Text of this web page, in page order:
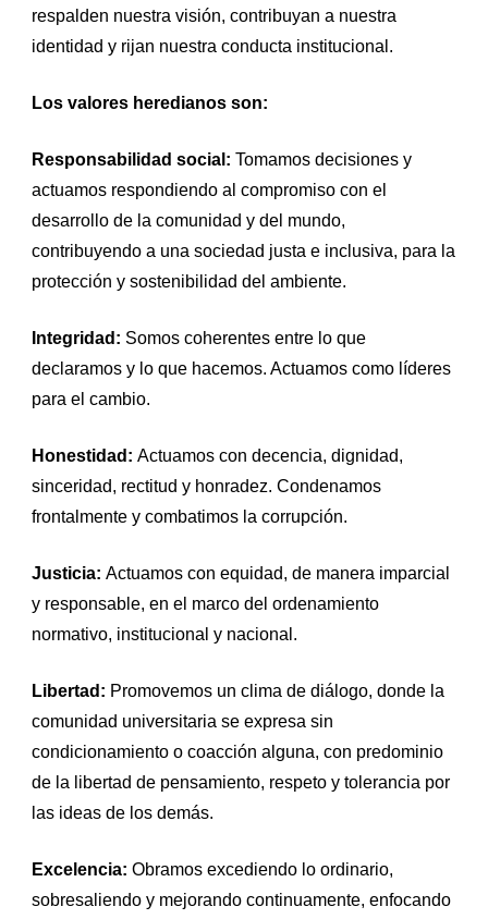
respalden nuestra visión, contribuyan a nuestra
identidad y rijan nuestra conducta institucional.
Los valores heredianos son:
Responsabilidad social:Tomamos decisiones y
actuamos respondiendo al compromiso con el
desarrollo de la comunidad y del mundo,
contribuyendo a una sociedad justa e inclusiva, para la
protección y sostenibilidad del ambiente.
Integridad: Somos coherentes entre lo que
declaramos y lo que hacemos. Actuamos como líderes
para el cambio.
Honestidad: Actuamos con decencia, dignidad,
sinceridad, rectitud y honradez. Condenamos
frontalmente y combatimos la corrupción.
Justicia: Actuamos con equidad, de manera imparcial
y responsable, en el marco del ordenamiento
normativo, institucional y nacional.
Libertad: Promovemos un clima de diálogo, donde la
comunidad universitaria se expresa sin
condicionamiento o coacción alguna, con predominio
de la libertad de pensamiento, respeto y tolerancia por
las ideas de los demás.
Excelencia: Obramos excediendo lo ordinario,
sobresaliendo y mejorando continuamente, enfocando